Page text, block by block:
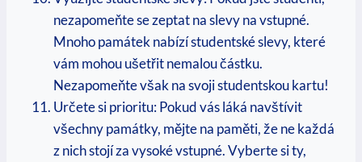
nezapomeňte‌ se zeptat na slevy na vstupné.
Mnoho památek ⁣nabízí studentské slevy, které
vám mohou ušetřit nemalou částku.
Nezapomeňte však na svoji studentskou kartu!
Určete si prioritu: Pokud vás láká⁤ navštívit
všechny ​památky, mějte na paměti, že ne každá
z nich stojí za vysoké vstupné. ​Vyberte si ⁣ty,